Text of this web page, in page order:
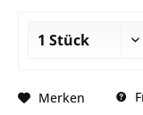
Merken